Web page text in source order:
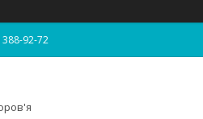
388-92-72